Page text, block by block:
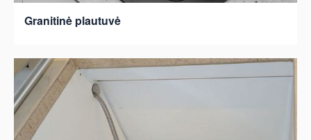
Granitinė plautuvė